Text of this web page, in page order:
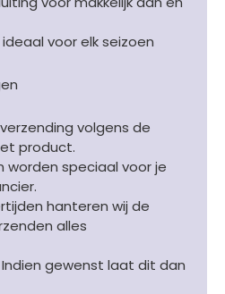
voor elk seizoen
volgens de
product.
speciaal voor je
hanteren wij de
alles
Indien gewenst laat dit dan